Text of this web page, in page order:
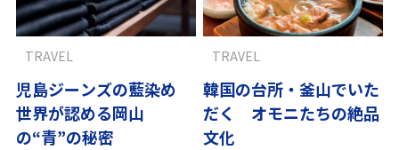
児島ジーンズの藍染め
世界が認める岡山
の“青”の秘密
TRAVEL
韓国の台所・釜山でいた
だく オモニたちの絶品
文化
TRAVEL